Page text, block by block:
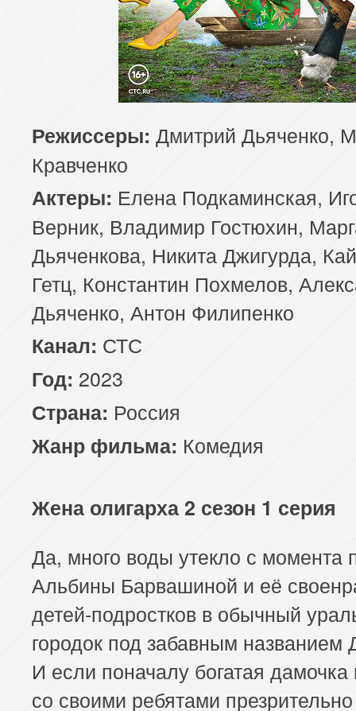
Режиссеры: Дмитрий Дьяченко,
Кравченко
Актеры: Елена Подкаминская,
Верник, Владимир Гостюхин,
Дьяченкова, Никита Джигурда,
Гетц, Константин Похмелов,
Дьяченко, Антон Филипенко
Канал: СТС
Год: 2023
Страна: Россия
Жанр фильма: Комедия
Жена олигарха 2 сезон 1 серия
Да, много воды утекло с момента
Альбины Барвашиной и её
детей-подростков в обычный
городок под забавным названием
И если поначалу богатая дамочка
со своими ребятами презрительно